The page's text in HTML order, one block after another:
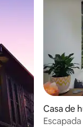
Casa de
nt